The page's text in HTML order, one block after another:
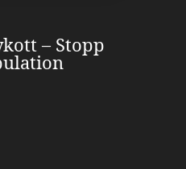
– Stopp